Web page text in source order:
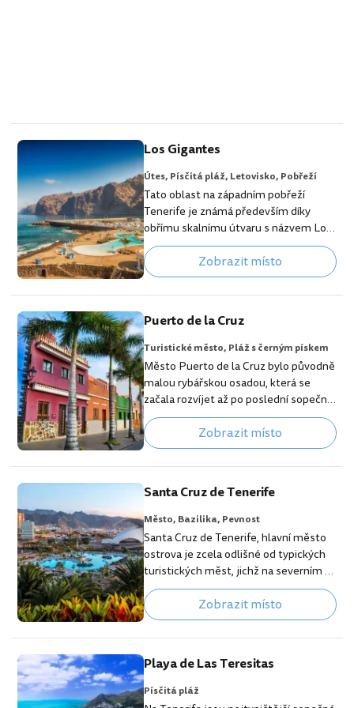
Los Gigantes
Útes, Písčitá pláž, Letovisko, Pobřeží
Tato oblast na západním pobřeží
Tenerife je známá především díky
obřímu skalnímu útvaru s názvem Los
Gigantes, jehož jedinečnost vám
doslova vyrazí dech. Ohromné převisy
vznikly před několika miliony lety
sopečnou činností a v některých
místech dosahují výšky až 800 metrů
nad mořem. Na úpatí útesů se nachází
i stejnojmenná vesnička, kde se
můžete nalodit na vyhlídkovou loď a
obdivovat tyto skalní útvary z moře.
Když budete mít štěstí,…
Zobrazit místo
Puerto de la Cruz
Turistické město, Pláž s černým pískem
Město Puerto de la Cruz bylo původně
malou rybářskou osadou, která se
začala rozvíjet až po poslední sopečné
aktivitě v roce 1706. Vzhledem k tomu,
že se nachází na severním pobřeží, kde
více prší, vás překvapí všudypřítomná
zeleň. Puerto de la Cruz nabízí
jedinečnou atmosféru, příjemné klima
a fascinující pláže s černým sopečným
pískem a s krásným výhledem na
pohoří Teide. [btn "Vyber nejlepší
hotel u pláže"
https://booking.com/region/es…
Zobrazit místo
Santa Cruz de Tenerife
Město, Bazilika, Pevnost
Santa Cruz de Tenerife, hlavní město
ostrova je zcela odlišné od typických
turistických měst, jichž na severním a
jižním pobřeží naleznete nespočet.
Santa Cruz si i nadále zachovává své
nezaměnitelné kouzlo v podobě
zdobených uliček, exotických
obchůdků a malebných parků.
Prohlédnout si zde můžete i jedno z
největších architektonických děl na
ostrově, Auditorio de Tenerife,
Zobrazit místo
Playa de Las Teresitas
Písčitá pláž